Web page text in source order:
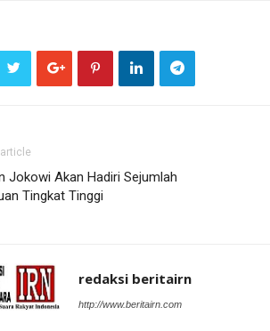
Jokowi Akan Hadiri Sejumlah
Tingkat Tinggi
redaksi beritairn
http://www.beritairn.com